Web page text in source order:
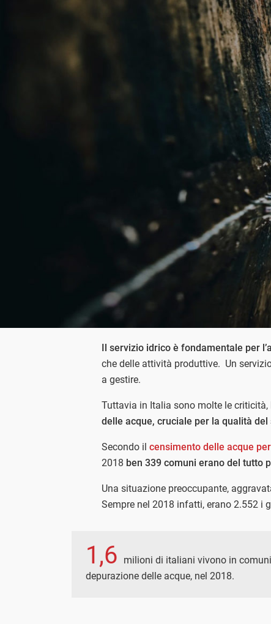
Il servizio idrico è fondamentale per
che delle attività produttive. Un
a gestire.
Tuttavia in Italia sono molte le
delle acque, cruciale per la qualità del
Secondo il censimento delle acque
2018 ben 339 comuni erano del tutto
Una situazione preoccupante,
Sempre nel 2018 infatti, erano 2.552 i
1,6
milioni di italiani vivono in
depurazione delle acque, nel 2018.